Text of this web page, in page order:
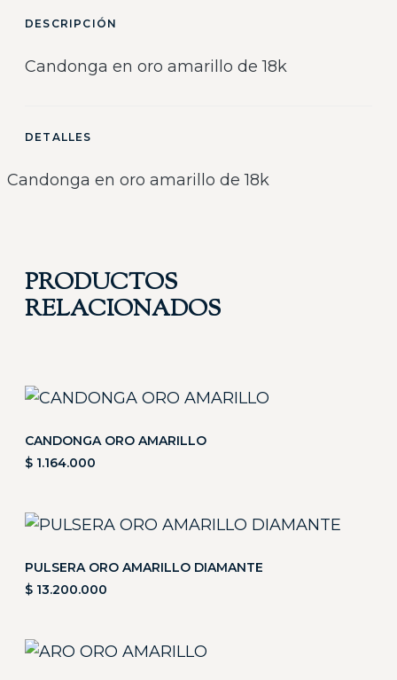
DESCRIPCIÓN
Candonga en oro amarillo de 18k
DETALLES
Candonga en oro amarillo de 18k
PRODUCTOS
RELACIONADOS
CANDONGA ORO AMARILLO
$ 1.164.000
PULSERA ORO AMARILLO DIAMANTE
$ 13.200.000